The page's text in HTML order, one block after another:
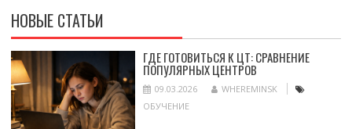
НОВЫЕ СТАТЬИ
ГДЕ ГОТОВИТЬСЯ К ЦТ: СРАВНЕНИЕ
ПОПУЛЯРНЫХ ЦЕНТРОВ
09.03.2026
WHEREMINSK
ОБУЧЕНИЕ